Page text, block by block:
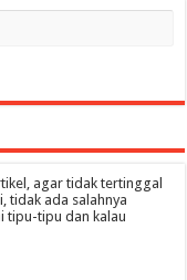
agar tidak tertinggal
tidak ada salahnya
tipu-tipu dan kalau